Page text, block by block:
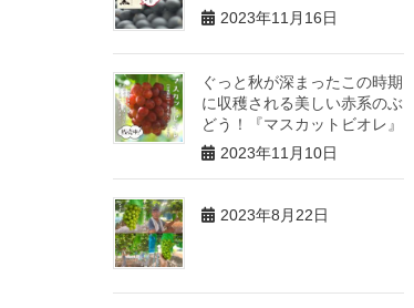
2023年11月16日
ぐっと秋が深まったこの時期
に収穫される美しい赤系のぶ
どう！『マスカットビオレ』
2023年11月10日
2023年8月22日